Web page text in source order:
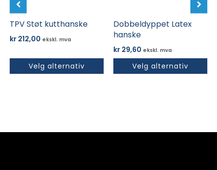
TPV Støt kutthanske
kr 212,00 ekskl. mva
Velg alternativ
på
produktsiden
Dobbeldyppet Latex
hanske
kr 29,60 ekskl. mva
Velg alternativ
produktsiden